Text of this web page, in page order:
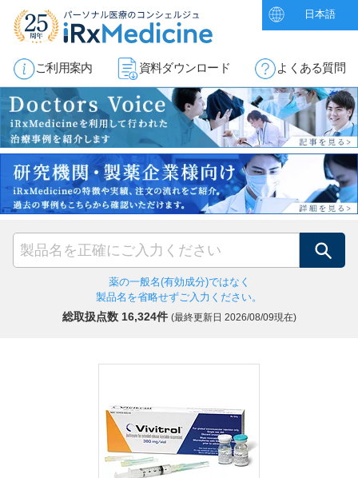
日本語
ご利用案内 資料ダウンロード よくある質問
検索
薬の一般名(有効成分)ではなく
製品名を省略せずご入力ください。
総取扱点数 16,324件 (最終更新日 2026/08/09現在)